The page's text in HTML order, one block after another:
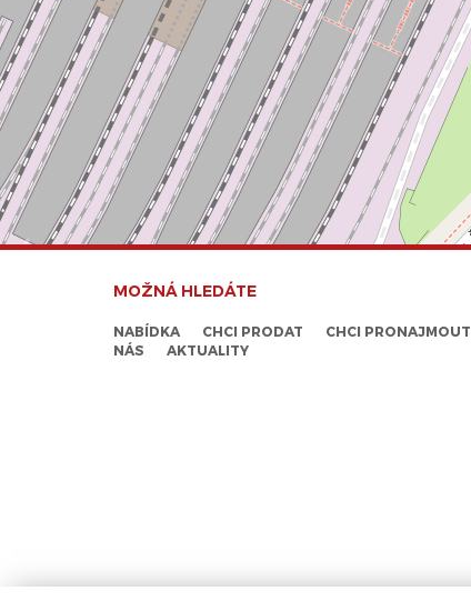
MOŽNÁ HLEDÁTE
NABÍDKA CHCI PRODAT CHCI PRONAJMOUT
NÁS
AKTUALITY